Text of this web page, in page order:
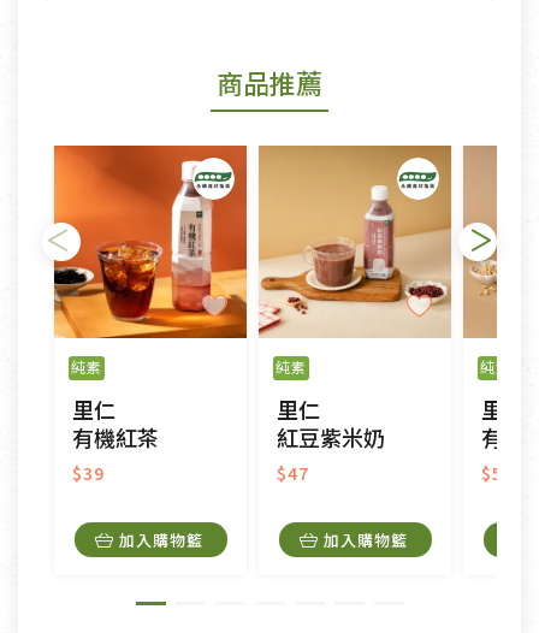
商品推薦
純素
里仁
有機紅茶
$39
加入購物籃
純素
里仁
紅豆紫米奶
$47
加入購物籃
純素
里仁
有機
$50